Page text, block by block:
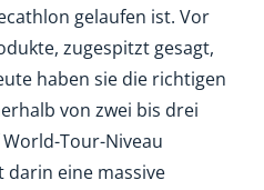
gelaufen ist. Vor
zugespitzt gesagt,
haben sie die richtigen
von zwei bis drei
Tour-Niveau
darin eine massive